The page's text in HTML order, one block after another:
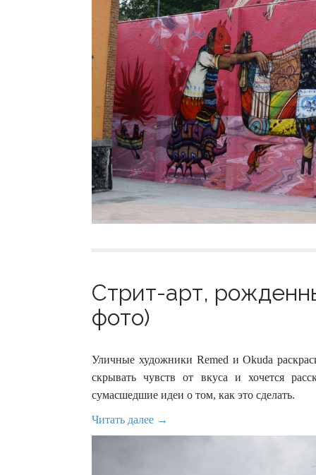
Стрит-арт,
фото)
Уличные художники Remed и Okuda
скрывать чувств от вкуса и хочется
сумасшедшие идеи о том, как это сделать.
Читать далее →